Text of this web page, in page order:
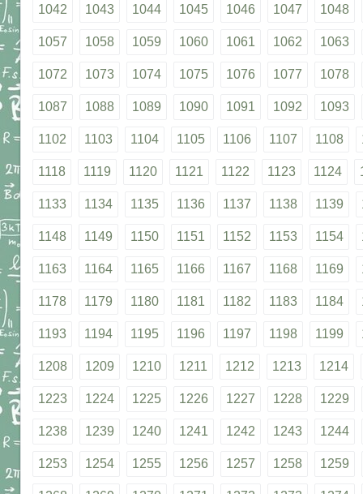
1042 1043 1044 1045 1046 1047 1048
1057 1058 1059 1060 1061 1062 1063
1072 1073 1074 1075 1076 1077 1078
1087 1088 1089 1090 1091 1092 1093
1102 1103 1104 1105 1106 1107 1108
1118 1119 1120 1121 1122 1123 1124
1133 1134 1135 1136 1137 1138 1139
1148 1149 1150 1151 1152 1153 1154
1163 1164 1165 1166 1167 1168 1169
1178 1179 1180 1181 1182 1183 1184
1193 1194 1195 1196 1197 1198 1199
1208 1209 1210 1211 1212 1213 1214
1223 1224 1225 1226 1227 1228 1229
1238 1239 1240 1241 1242 1243 1244
1253 1254 1255 1256 1257 1258 1259